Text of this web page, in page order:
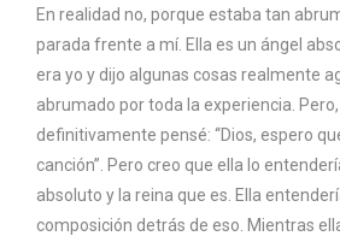
En realidad no, porque estaba tan
parada frente a mí. Ella es un ángel
era yo y dijo algunas cosas realmente
abrumado por toda la experiencia.
definitivamente pensé: “Dios, espero
canción”. Pero creo que ella lo
absoluto y la reina que es. Ella
composición detrás de eso. Mientras